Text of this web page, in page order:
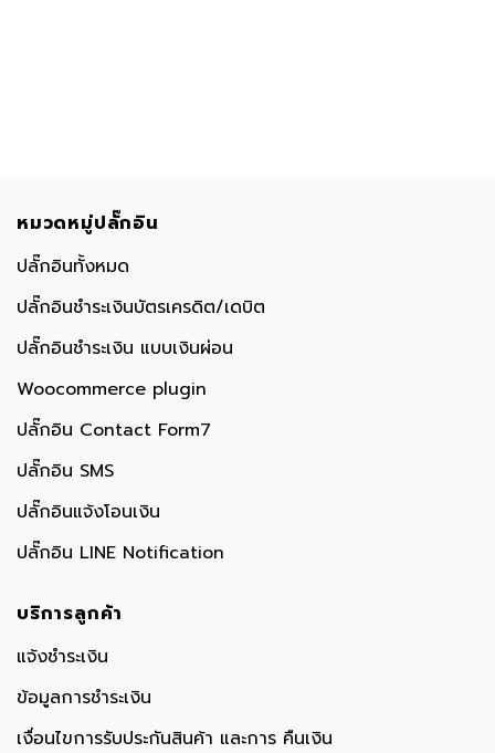
หมวดหมู่ปลั๊กอิน
ปลั๊กอินทั้งหมด
ปลั๊กอินชำระเงินบัตรเครดิต/เดบิต
ปลั๊กอินชำระเงิน แบบเงินผ่อน
Woocommerce plugin
ปลั๊กอิน Contact Form7
ปลั๊กอิน SMS
ปลั๊กอินแจ้งโอนเงิน
ปลั๊กอิน LINE Notification
บริการลูกค้า
แจ้งชำระเงิน
ข้อมูลการชำระเงิน
เงื่อนไขการรับประกันสินค้า และการ คืนเงิน